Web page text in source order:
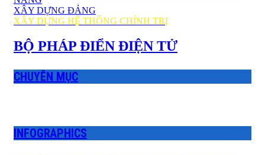
XÂY DỰNG ĐẢNG
XÂY DỰNG HỆ THỐNG CHÍNH TRỊ
BỘ PHÁP ĐIỂN ĐIỆN TỬ
CHUYÊN MỤC
INFOGRAPHICS